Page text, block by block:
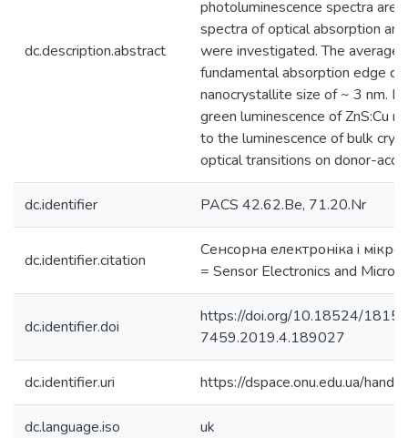
dc.description.abstract
photoluminescence spectra are
spectra of optical absorption
were investigated. The average
fundamental absorption edge
nanocrystallite size of ~ 3 nm.
green luminescence of ZnS:Cu
to the luminescence of bulk
optical transitions on donor-
dc.identifier PACS 42.62.Be, 71.20.Nr
dc.identifier.citation
Сенсорна електронiка i
= Sensor Electronics and
dc.identifier.doi
https://doi.org/10.18524/1815-
7459.2019.4.189027
dc.identifier.uri https://dspace.onu.edu.ua/
dc.language.iso uk